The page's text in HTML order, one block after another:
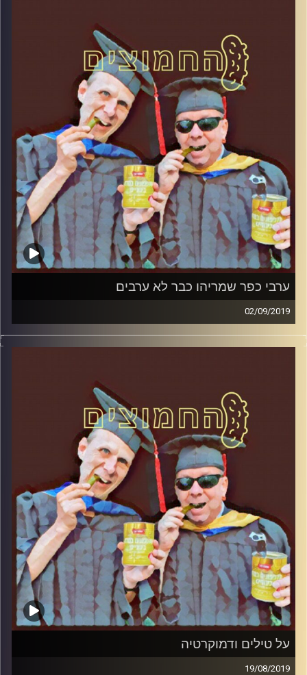
קרדיט תמונות:AudioVersity
ערבי כפר שמריהו כבר לא ערבים
02/09/2019
פרופסור בועז בן-דוד ופרופסור גלעד הירשברגר
קרדיט תמונות:AudioVersity
על טילים ודמוקרטיה
19/08/2019